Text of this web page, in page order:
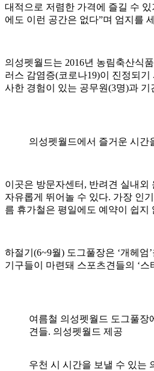
대적으로 저렴한 가격에 즐길 수
에도 이런 공간은 없다”며 엄지를
의성펫월드는 2016년 농림축산식
러스 감염증(코로나19)이 진정되
사한 경험이 있는 공무원(3명)과
의성펫월드에서 즐거운 시간
이곳은 방문자센터, 반려견 실내외
자유롭게 뛰어놀 수 있다. 가장 인
름 휴가철은 평일에도 예약이 쉽지
하절기(6~9월) 도그풀장은 ‘개헤
기구들이 마련돼 스포츠견들의 ‘
여름철 의성펫월드 도그풀장
견들. 의성펫월드 제공
우천 시 시간을 보낼 수 있는